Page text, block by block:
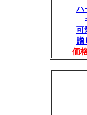
ハ
可
贈
価